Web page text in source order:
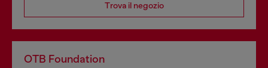
Trova il negozio
OTB Foundation